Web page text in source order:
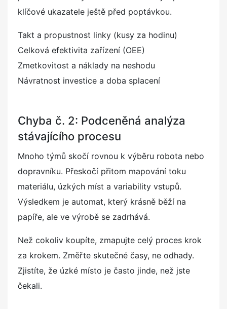
klíčové ukazatele ještě před poptávkou.
Takt a propustnost linky (kusy za hodinu)
Celková efektivita zařízení (OEE)
Zmetkovitost a náklady na neshodu
Návratnost investice a doba splacení
Chyba č. 2: Podceněná analýza
stávajícího procesu
Mnoho týmů skočí rovnou k výběru robota nebo
dopravníku. Přeskočí přitom mapování toku
materiálu, úzkých míst a variability vstupů.
Výsledkem je automat, který krásně běží na
papíře, ale ve výrobě se zadrhává.
Než cokoliv koupíte, zmapujte celý proces krok
za krokem. Změřte skutečné časy, ne odhady.
Zjistíte, že úzké místo je často jinde, než jste
čekali.